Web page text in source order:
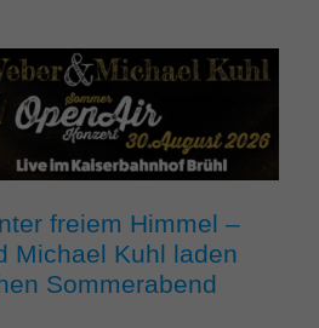
freiem Himmel –
Michael Kuhl laden
Sommerabend